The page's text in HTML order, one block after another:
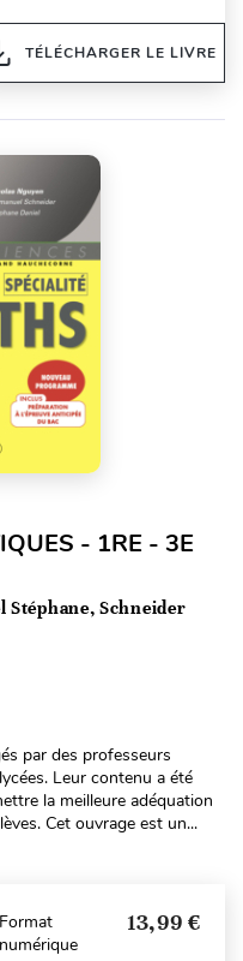
TÉLÉCHARGER LE LIVRE
- 1RE - 3E
Stéphane, Schneider
par des professeurs
Leur contenu a été
la meilleure adéquation
Cet ouvrage est un...
Format
numérique
13,99 €